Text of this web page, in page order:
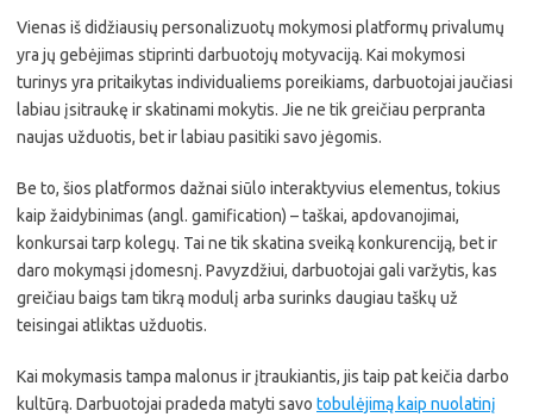
Vienas iš didžiausių personalizuotų mokymosi platformų privalumų
yra jų gebėjimas stiprinti darbuotojų motyvaciją. Kai mokymosi
turinys yra pritaikytas individualiems poreikiams, darbuotojai jaučiasi
labiau įsitraukę ir skatinami mokytis. Jie ne tik greičiau perpranta
naujas užduotis, bet ir labiau pasitiki savo jėgomis.
Be to, šios platformos dažnai siūlo interaktyvius elementus, tokius
kaip žaidybinimas (angl. gamification) – taškai, apdovanojimai,
konkursai tarp kolegų. Tai ne tik skatina sveiką konkurenciją, bet ir
daro mokymąsi įdomesnį. Pavyzdžiui, darbuotojai gali varžytis, kas
greičiau baigs tam tikrą modulį arba surinks daugiau taškų už
teisingai atliktas užduotis.
Kai mokymasis tampa malonus ir įtraukiantis, jis taip pat keičia darbo
kultūrą. Darbuotojai pradeda matyti savo tobulėjimą kaip nuolatinį